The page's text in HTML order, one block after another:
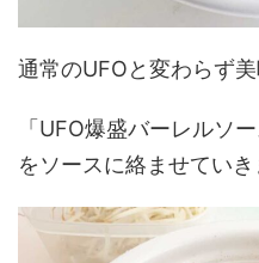
通常のUFOと変わらず美
「UFO爆盛バーレルソ
をソースに絡ませていき